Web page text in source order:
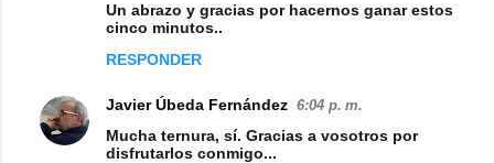
r
i
Un abrazo y gracias por hacernos ganar estos
cinco minutos..
RESPONDER
Javier Úbeda Fernández 6:04 p. m.
Mucha ternura, sí. Gracias a vosotros por
disfrutarlos conmigo...